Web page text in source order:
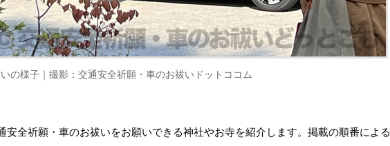
の様子｜撮影：交通安全祈願・車のお祓いドットココム
安全祈願・車のお祓いをお願いできる神社やお寺を紹介します。掲載の順番による